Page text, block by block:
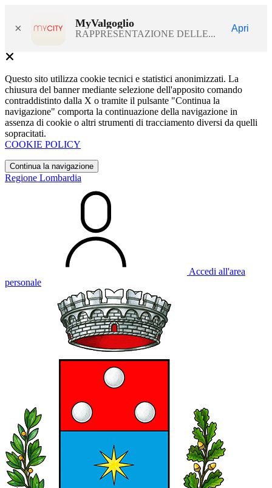
× MyValgoglio
RAPPRESENTAZIONE DELLE...
Apri
Questo sito utilizza cookie tecnici e statistici anonimizzati. La
chiusura del banner mediante selezione dell'apposito comando
contraddistinto dalla X o tramite il pulsante "Continua la
navigazione" comporta la continuazione della navigazione in
assenza di cookie o altri strumenti di tracciamento diversi da quelli
sopracitati.
COOKIE POLICY
Continua la navigazione
Regione Lombardia
Accedi all'area
personale